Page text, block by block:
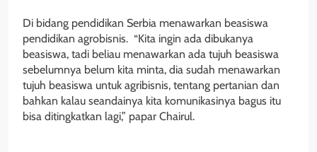
Di bidang pendidikan Serbia menawarkan beasiswa
pendidikan agrobisnis. “Kita ingin ada dibukanya
beasiswa, tadi beliau menawarkan ada tujuh beasiswa
sebelumnya belum kita minta, dia sudah menawarkan
tujuh beasiswa untuk agribisnis, tentang pertanian dan
bahkan kalau seandainya kita komunikasinya bagus itu
bisa ditingkatkan lagi,” papar Chairul.